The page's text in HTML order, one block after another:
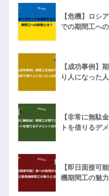
【危機】ロシ
での期間工へ
【成功事例】
り人になった
【非常に無駄
トを借りるデ
【即日面接可
機期間工の魅